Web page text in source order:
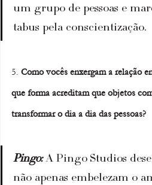
um grupo de pessoas e
tabus pela conscientização.
5. Como vocês enxergam a relação
que forma acreditam que objetos
transformar o dia a dia das pessoas?
Pingo: A Pingo Studios
não apenas embelezam o